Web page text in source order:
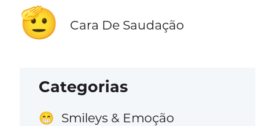
🫡 Cara De Saudação
Categorias
😁 Smileys & Emoção